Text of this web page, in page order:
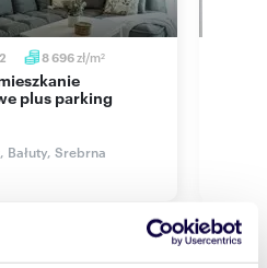
mieszkania na 2
drugie wejście
oraz trzy piony wody.
jedynie zmian w
położenie rur od
miejskiej w tym roku
2 8 696zł/m2
plus parking
Bałuty, Srebrna